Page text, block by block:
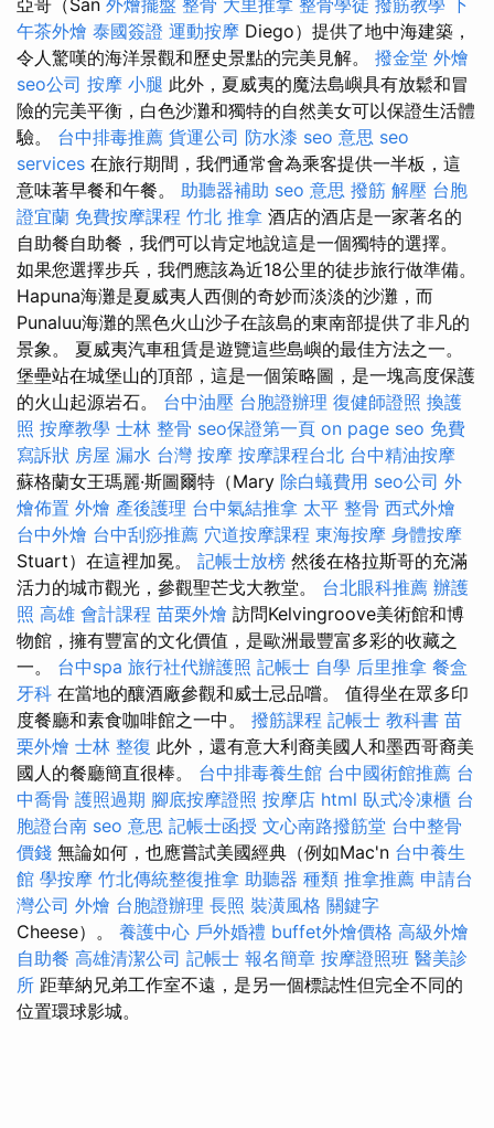
午茶外燴 泰國簽證 運動按摩 Diego）提供了地中海建築，
令人驚嘆的海洋景觀和歷史景點的完美見解。 撥金堂 外燴
seo公司 按摩 小腿 此外，夏威夷的魔法島嶼具有放鬆和冒
險的完美平衡，白色沙灘和獨特的自然美女可以保證生活體
驗。 台中排毒推薦 貨運公司 防水漆 seo 意思 seo
services 在旅行期間，我們通常會為乘客提供一半板，這
意味著早餐和午餐。 助聽器補助 seo 意思 撥筋 解壓 台胞
證宜蘭 免費按摩課程 竹北 推拿 酒店的酒店是一家著名的
自助餐自助餐，我們可以肯定地說這是一個獨特的選擇。
如果您選擇步兵，我們應該為近18公里的徒步旅行做準備。
Hapuna海灘是夏威夷人西側的奇妙而淡淡的沙灘，而
Punaluu海灘的黑色火山沙子在該島的東南部提供了非凡的
景象。 夏威夷汽車租賃是遊覽這些島嶼的最佳方法之一。
堡壘站在城堡山的頂部，這是一個策略圖，是一塊高度保護
的火山起源岩石。 台中油壓 台胞證辦理 復健師證照 換護
照 按摩教學 士林 整骨 seo保證第一頁 on page seo 免費
寫訴狀 房屋 漏水 台灣 按摩 按摩課程台北 台中精油按摩
蘇格蘭女王瑪麗·斯圖爾特（Mary 除白蟻費用 seo公司 外
燴佈置 外燴 產後護理 台中氣結推拿 太平 整骨 西式外燴
台中外燴 台中刮痧推薦 穴道按摩課程 東海按摩 身體按摩
Stuart）在這裡加冕。 記帳士放榜 然後在格拉斯哥的充滿
活力的城市觀光，參觀聖芒戈大教堂。 台北眼科推薦 辦護
照 高雄 會計課程 苗栗外燴 訪問Kelvingroove美術館和博
物館，擁有豐富的文化價值，是歐洲最豐富多彩的收藏之
一。 台中spa 旅行社代辦護照 記帳士 自學 后里推拿 餐盒
牙科 在當地的釀酒廠參觀和威士忌品嚐。 值得坐在眾多印
度餐廳和素食咖啡館之一中。 撥筋課程 記帳士 教科書 苗
栗外燴 士林 整復 此外，還有意大利裔美國人和墨西哥裔美
國人的餐廳簡直很棒。 台中排毒養生館 台中國術館推薦 台
中喬骨 護照過期 腳底按摩證照 按摩店 html 臥式冷凍櫃 台
胞證台南 seo 意思 記帳士函授 文心南路撥筋堂 台中整骨
價錢 無論如何，也應嘗試美國經典（例如Mac'n 台中養生
館 學按摩 竹北傳統整復推拿 助聽器 種類 推拿推薦 申請台
灣公司 外燴 台胞證辦理 長照 裝潢風格 關鍵字
Cheese）。 養護中心 戶外婚禮 buffet外燴價格 高級外燴
自助餐 高雄清潔公司 記帳士 報名簡章 按摩證照班 醫美診
所 距華納兄弟工作室不遠，是另一個標誌性但完全不同的
位置環球影城。